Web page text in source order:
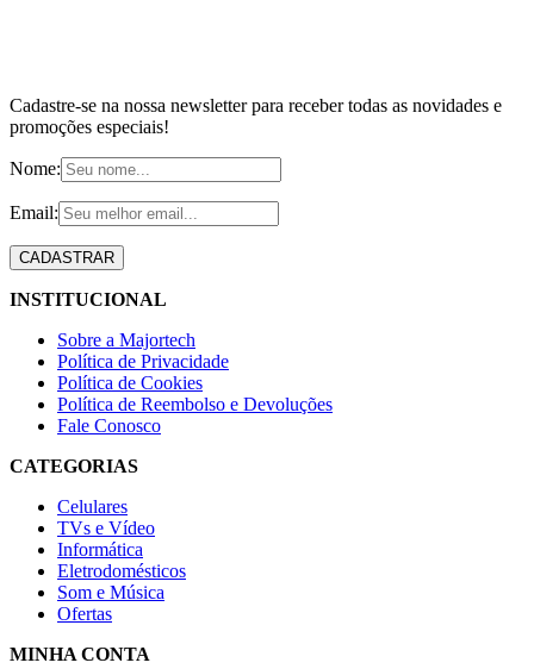
Cadastre-se na nossa newsletter para receber todas as novidades e
promoções especiais!
Nome:
Email:
INSTITUCIONAL
Sobre a Majortech
Política de Privacidade
Política de Cookies
Política de Reembolso e Devoluções
Fale Conosco
CATEGORIAS
Celulares
TVs e Vídeo
Informática
Eletrodomésticos
Som e Música
Ofertas
MINHA CONTA